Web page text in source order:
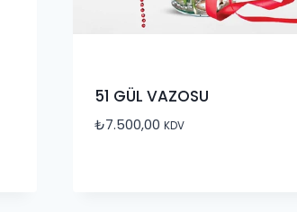
51 GÜL VAZOSU
₺7.500,00 KDV